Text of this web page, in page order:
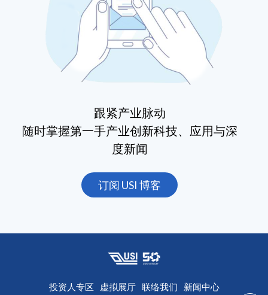
跟紧产业脉动
随时掌握第一手产业创新科技、应用与深
度新闻
订阅 USI 博客
投资人专区 虚拟展厅 联络我们 新闻中心